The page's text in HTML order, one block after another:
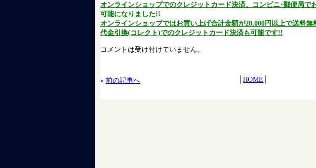
オンラインショップでのクレジットカード決済、コンビニ･郵便局で
可能になりました!!
オンラインショップではお買い上げ合計金額が20.000円以上で送料無
代金引換(コレクト)でのクレジットカード決済も可能です!!
コメントは受け付けていません。
« 前の記事へ │HOME